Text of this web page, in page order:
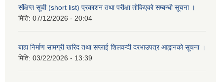
संक्षिप्त सूची (short list) प्रकाशन तथा परीक्षा तोकिएको सम्बन्धी सूचना ।
मिति: 07/12/2026 - 20:04
बाह्य निर्माण सामग्री खरिद तथा सप्लाई शिलवन्दी दरभाउपत्र आह्वानको सूचना ।
मिति: 03/22/2026 - 13:39